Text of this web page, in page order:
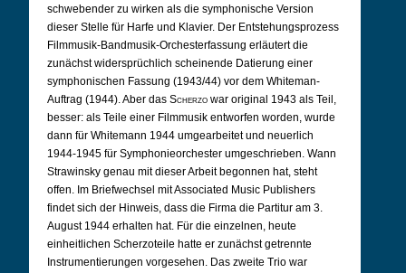
schwebender zu wirken als die symphonische Version
dieser Stelle für Harfe und Klavier. Der Entstehungsprozess
Filmmusik-Bandmusik-Orchesterfassung erläutert die
zunächst widersprüchlich scheinende Datierung einer
symphonischen Fassung (1943/44) vor dem Whiteman-
Auftrag (1944). Aber das Scherzo war original 1943 als Teil,
besser: als Teile einer Filmmusik entworfen worden, wurde
dann für Whitemann 1944 umgearbeitet und neuerlich
1944-1945 für Symphonieorchester umgeschrieben. Wann
Strawinsky genau mit dieser Arbeit begonnen hat, steht
offen. Im Briefwechsel mit Associated Music Publishers
findet sich der Hinweis, dass die Firma die Partitur am 3.
August 1944 erhalten hat. Für die einzelnen, heute
einheitlichen Scherzoteile hatte er zunächst getrennte
Instrumentierungen vorgesehen. Das zweite Trio war